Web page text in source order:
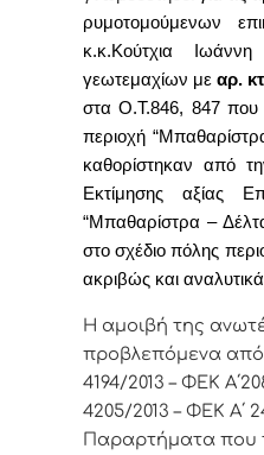
ρυμοτομούμενων
κ.κ.Κούτχια
γεωτεμαχίων μεαρ.
στα Ο.Τ.846, 847 που
περιοχή
καθορίστηκαν από
Εκτίμησης αξίας
“Μπαθαρίστρα –
στο σχέδιο πόλης
ακριβώς και
Η αμοιβή της
προβλεπόμενα από
4194/2013 – ΦΕΚ
4205/2013 – ΦΕΚ Α΄
Παραρτήματα που